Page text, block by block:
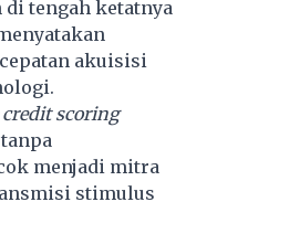
tengah ketatnya
akuisisi
scoring
menjadi mitra
stimulus